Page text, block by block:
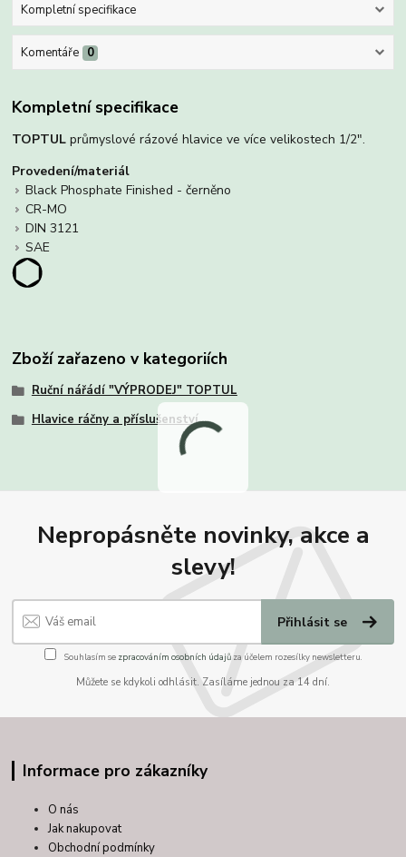
Kompletní specifikace
Komentáře 0
Kompletní specifikace
TOPTUL průmyslové rázové hlavice ve více velikostech 1/2".
Provedení/materiál
Black Phosphate Finished - černěno
CR-MO
DIN 3121
SAE
Zboží zařazeno v kategoriích
Ruční nářádí "VÝPRODEJ" TOPTUL
Hlavice ráčny a příslušenství
Nepropásněte novinky, akce a
slevy!
Přihlásit se
Souhlasím se zpracováním osobních údajůza účelem rozesílky newsletteru.
Můžete se kdykoli odhlásit. Zasíláme jednou za 14 dní.
Informace pro zákazníky
O nás
Jak nakupovat
Obchodní podmínky